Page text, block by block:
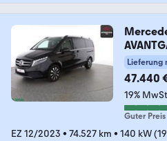
Lieferung
47.440
19%
Guter Preis
EZ 12/2023 • 74.527 km • 140 kW